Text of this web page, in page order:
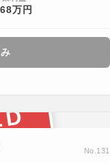
万円
No.131